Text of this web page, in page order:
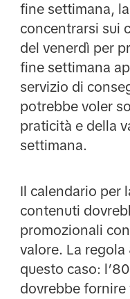
fine settimana,
concentrarsi sui
del venerdì per
fine settimana
servizio di
potrebbe voler
praticità e della
settimana.
Il calendario per
contenuti
promozionali
valore. La
questo caso:
dovrebbe